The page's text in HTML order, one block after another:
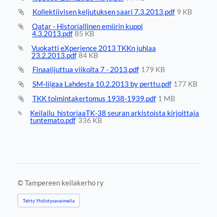
Kollektiivisen keljutuksen saari 7.3.2013.pdf 9 KB
Qatar - Historiallinen emiirin kuppi
4.3.2013.pdf 85 KB
Vuokatti eXperience 2013 TKKn juhlaa
23.2.2013.pdf 84 KB
Finaalijuttua viikolta 7 - 2013.pdf 179 KB
SM-liigaa Lahdesta 10.2.2013 by perttu.pdf 177 KB
TKK toimintakertomus 1938-1939.pdf 1 MB
Keilailu_historiaaTK-38 seuran arkistoista kirjoittaja
tuntemato.pdf 336 KB
©Tampereen keilakerho ry
Tehty Yhdistysavaimella